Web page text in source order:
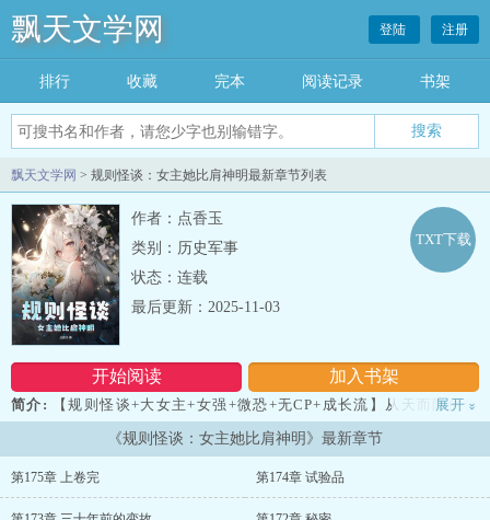
飘天文学网 登陆 注册
排行 收藏 完本 阅读记录 书架
飘天文学网 > 规则怪谈：女主她比肩神明最新章节列表
作者：点香玉
类别：历史军事
状态：连载
开始阅读 加入书架
TXT下载
最后更新：2025-11-03
简介:
【规则怪谈+大女主+女强+微恐+无CP+成长流】从天而降的怪
谈，让整个蓝星发生了骤变，他们被卷入到怪谈的世界里，觉醒出超
然的天赋。 方钰凭借独特的天赋【万生】，在这个诡异的世界里崭
露头角！她即是万物！ 副本一：课堂怪谈半人半 “鬼”的老师跟同
方钰的衣衫，它挣扎着向前：“把眼睛还给我！”老师的指尖摩挲过方
展开 »
《规则怪谈：女主她比肩神明》最新章节
第175章 上卷完 第174章 试验品